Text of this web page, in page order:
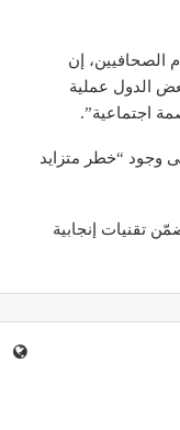
الصحافيين، إن
الدول عملية
اجتماعية”.
وجود “خطر متزايد
تقنيات إنجابية
تنظيم تعويضات الحراسة
لمهنيي الصحة